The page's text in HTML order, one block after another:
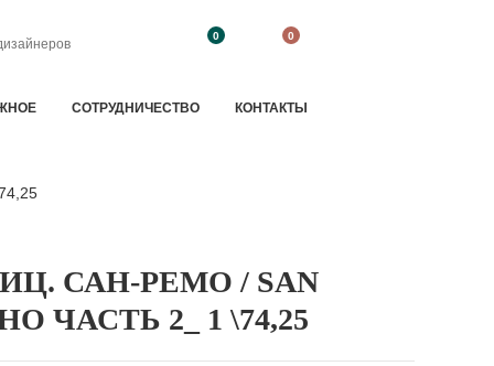
0 0
CОТРУДНИЧЕСТВО КОНТАКТЫ
САН-РЕМО / SAN
ЧАСТЬ 2_ 1 \74,25